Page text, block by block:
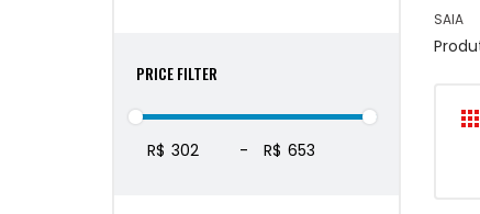
PRICE FILTER
R$ - R$
SAIA